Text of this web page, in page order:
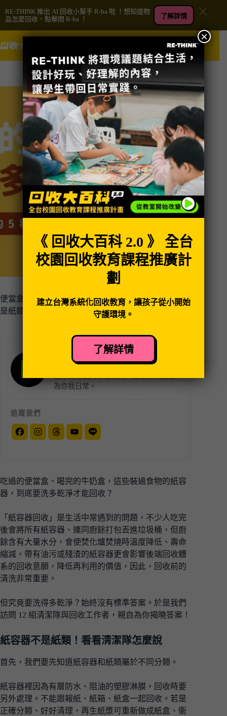
至
主
內
便當盒要回收嗎？紙容器吃完要洗嗎？原來紙容器不
是紙類
RE-THINK 重新思考
台灣最具創新與社群力的環保團體，透
為你我日常。
追蹤我們
吃過的便當盒、喝完的牛奶盒，這些裝過食物的紙容
器，到底要洗多乾淨才能回收？
「紙容器回收」是生活中常遇到的問題，不少人吃完
後會將所有紙容器、連同廚餘打包丟進垃圾桶，但廚
餘含有大量水分，會使焚化爐焚燒時溫度降低、壽命
縮減，帶有油污或殘渣的紙容器更會影響後端回收體
系的回收意願，降低再利用的價值，因此，回收前的
清洗非常重要。
但究竟要洗得多乾淨？始終沒有標準答案。於是我們
訪問 12 組清潔隊與回收工作者，親自為你揭曉答案！
紙容器不是紙類！看看清潔隊怎麼說
首先，我們要先知道紙容器和紙類屬於不同分類。
紙容器裡因為有層防水、阻油的塑膠淋膜，回收時要
另外處理。不能跟報紙、紙箱、紙盒一起回收。若是
正確分類、好好清理，再生紙漿可重新做成紙盒、衛
RE-THINK 推出 AI 回收小幫手 R-ha 啦 ！想知道物
品怎麼回收，點擊問 R-ha ！
了解詳情
《 回收大百科 2.0 》 全台
校園回收教育課程推廣計
劃
建立台灣系統化回收教育，讓孩子從小開始
守護環境。
了解詳情
×